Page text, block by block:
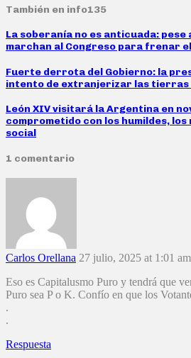
También en info135
La soberanía no es anticuada: pese
marchan al Congreso para frenar
Fuerte derrota del Gobierno: la
intento de extranjerizar las
León XIV visitará la Argentina en
comprometido con los humildes,
social
1 comentario
Carlos Orellana 27 julio, 2025 at 1:01 am
Eso es Capitalusmo Puro y tendrá que
Puro sea P o K. Confío en que los
.
.
Respuesta